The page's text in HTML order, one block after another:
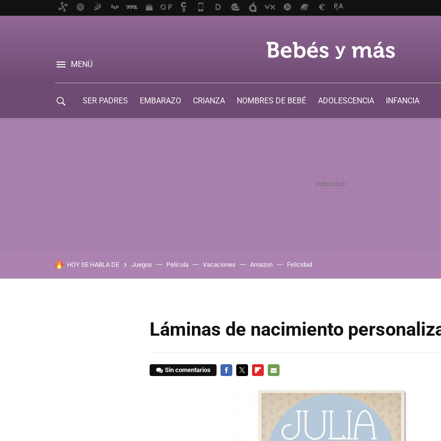
MENÚ
SER PADRES EMBARAZO CRIANZA NOMBRES DE BEBÉ ADOLESCENCIA
INFANCIA
HOY SE HABLA DE Juegos Película Vacaciones Amazon Felicidad
Láminas de nacimiento
Sin comentarios
MAIL